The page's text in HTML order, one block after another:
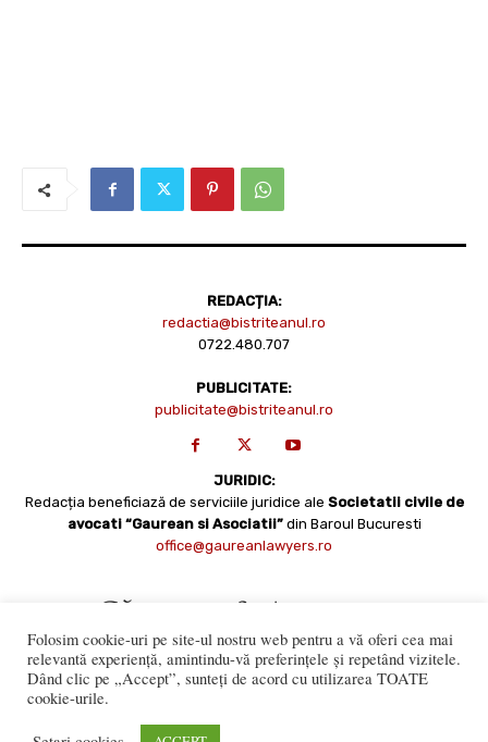
REDACȚIA:
redactia@bistriteanul.ro
0722.480.707
PUBLICITATE:
publicitate@bistriteanul.ro
JURIDIC:
Redacția beneficiază de serviciile juridice ale Societatii civile de
avocati “Gaurean si Asociatii” din Baroul Bucuresti
office@gaureanlawyers.ro
numai cu acordul expres al Bistriteanul.Ro. © Copyright 2008 -
Folosim cookie-uri pe site-ul nostru web pentru a vă oferi cea mai
relevantă experiență, amintindu-vă preferințele și repetând vizitele.
Dând clic pe „Accept”, sunteți de acord cu utilizarea TOATE
cookie-urile.